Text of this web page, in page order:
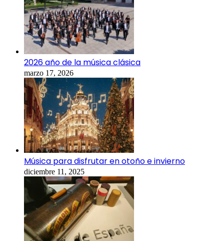
2026 año de la música clásica
marzo 17, 2026
Música para disfrutar en otoño e invierno
diciembre 11, 2025